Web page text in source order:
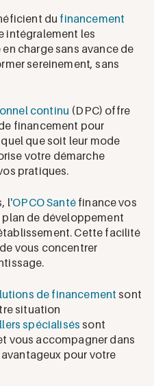
du financement
intégralement les
charge sans avance de
sereinement, sans
continu (DPC) offre
financement pour
que soit leur mode
votre démarche
pratiques.
l'OPCO Santéfinance vos
de développement
Cette facilité
vous concentrer
de financementsont
situation
spécialiséssont
vous accompagner dans
pour votre